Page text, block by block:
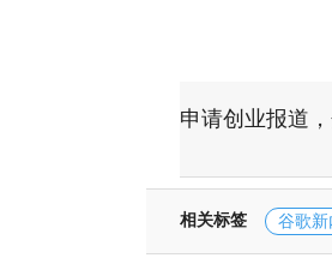
申请创业报道
相关标签 谷歌新